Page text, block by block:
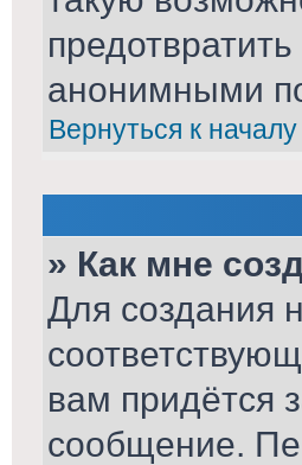
анонимными
Вернуться к началу
» Как мне
Для создания
вам придётся
сообщение.